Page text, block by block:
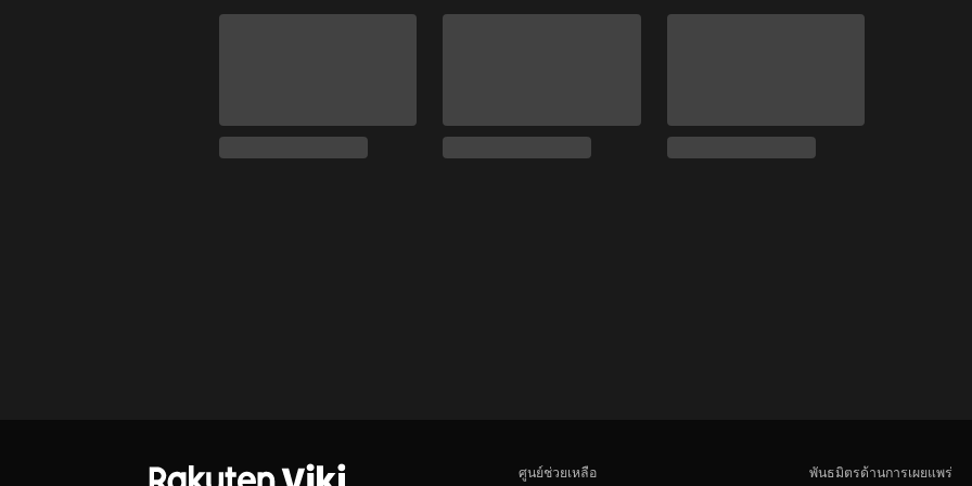
ศูนย์ช่วยเหลือ พันธมิตรด้านการเผยแพร่